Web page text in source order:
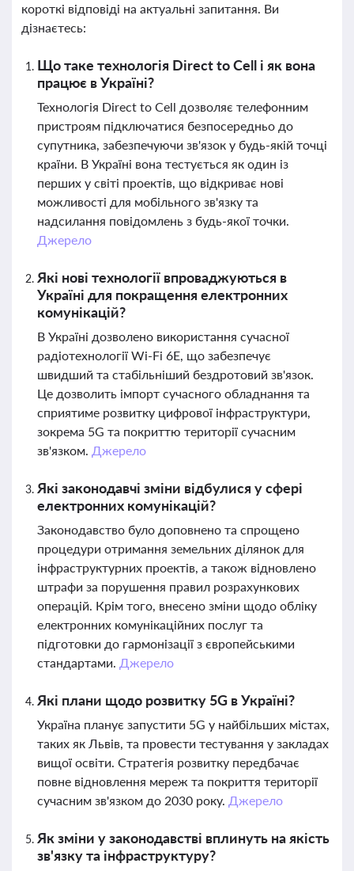
короткі відповіді на актуальні запитання. Ви
дізнаєтесь:
Що таке технологія Direct to Cell і як вона
працює в Україні?
Технологія Direct to Cell дозволяє телефонним
пристроям підключатися безпосередньо до
супутника, забезпечуючи зв'язок у будь-якій точці
країни. В Україні вона тестується як один із
перших у світі проектів, що відкриває нові
можливості для мобільного зв'язку та
надсилання повідомлень з будь-якої точки.
Джерело
Які нові технології впроваджуються в
Україні для покращення електронних
комунікацій?
В Україні дозволено використання сучасної
радіотехнології Wi-Fi 6E, що забезпечує
швидший та стабільніший бездротовий зв'язок.
Це дозволить імпорт сучасного обладнання та
сприятиме розвитку цифрової інфраструктури,
зокрема 5G та покриттю території сучасним
зв'язком. Джерело
Які законодавчі зміни відбулися у сфері
електронних комунікацій?
Законодавство було доповнено та спрощено
процедури отримання земельних ділянок для
інфраструктурних проектів, а також відновлено
штрафи за порушення правил розрахункових
операцій. Крім того, внесено зміни щодо обліку
електронних комунікаційних послуг та
підготовки до гармонізації з європейськими
стандартами. Джерело
Які плани щодо розвитку 5G в Україні?
Україна планує запустити 5G у найбільших містах,
таких як Львів, та провести тестування у закладах
вищої освіти. Стратегія розвитку передбачає
повне відновлення мереж та покриття території
сучасним зв'язком до 2030 року. Джерело
Як зміни у законодавстві вплинуть на якість
зв'язку та інфраструктуру?